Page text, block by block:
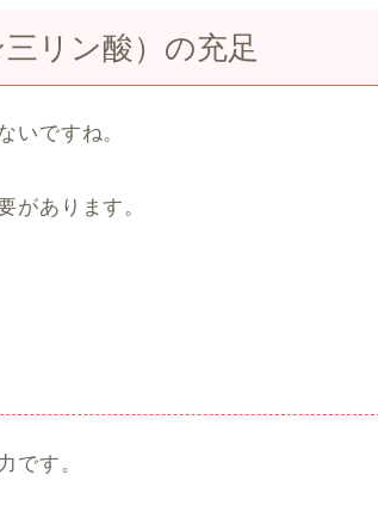
リン酸）の充足
いですね。
があります。
です。